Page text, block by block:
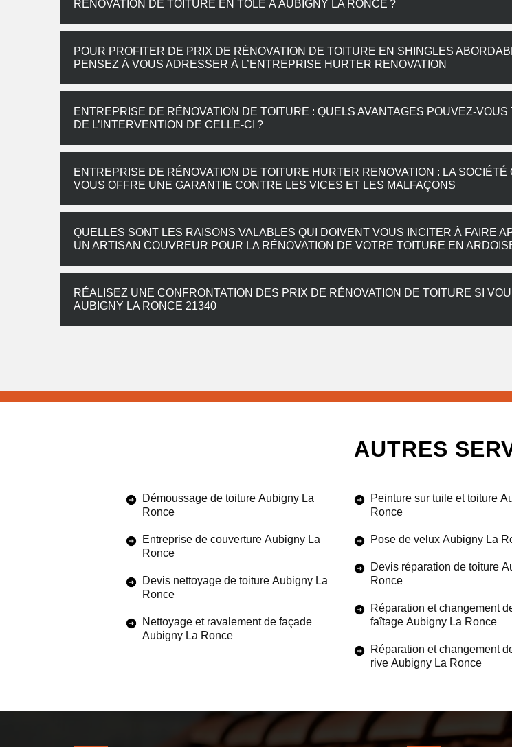
RÉNOVATION DE TOITURE EN TÔLE À AUBIGNY LA RONCE ?
POUR PROFITER DE PRIX DE RÉNOVATION DE TOITURE EN SHINGLES
PENSEZ À VOUS ADRESSER À L’ENTREPRISE HURTER RENOVATION
ENTREPRISE DE RÉNOVATION DE TOITURE : QUELS AVANTAGES POUVEZ-VOUS
DE L’INTERVENTION DE CELLE-CI ?
ENTREPRISE DE RÉNOVATION DE TOITURE HURTER RENOVATION : LA SOCIÉTÉ
VOUS OFFRE UNE GARANTIE CONTRE LES VICES ET LES MALFAÇONS
QUELLES SONT LES RAISONS VALABLES QUI DOIVENT VOUS INCITER À FAIRE
UN ARTISAN COUVREUR POUR LA RÉNOVATION DE VOTRE TOITURE EN
RÉALISEZ UNE CONFRONTATION DES PRIX DE RÉNOVATION DE TOITURE SI
AUBIGNY LA RONCE 21340
AUTRES
Démoussage de toiture Aubigny La
Ronce
Entreprise de couverture Aubigny La
Ronce
Devis nettoyage de toiture Aubigny La
Ronce
Nettoyage et ravalement de façade
Aubigny La Ronce
Peinture sur tuile et toiture
Ronce
Pose de velux Aubigny La
Devis réparation de toiture
Ronce
Réparation et changement
faîtage Aubigny La Ronce
Réparation et changement
rive Aubigny La Ronce